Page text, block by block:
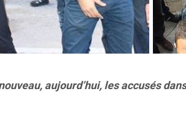
aujourd’hui, les accusés